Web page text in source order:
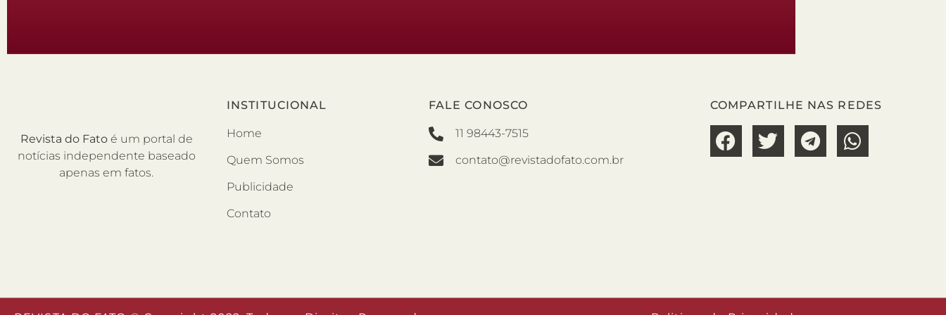
Revista do Fato é um portal de
notícias independente baseado
apenas em fatos.
INSTITUCIONAL
Home
Quem Somos
Publicidade
Contato
FALE CONOSCO
11 98443-7515
contato@revistadofato.com.br
COMPARTILHE NAS REDES